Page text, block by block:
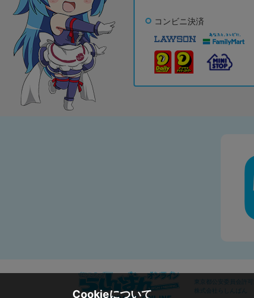
コンビニ決済
東京都公安委員会許
株式会社らしんばん
Cookieについて